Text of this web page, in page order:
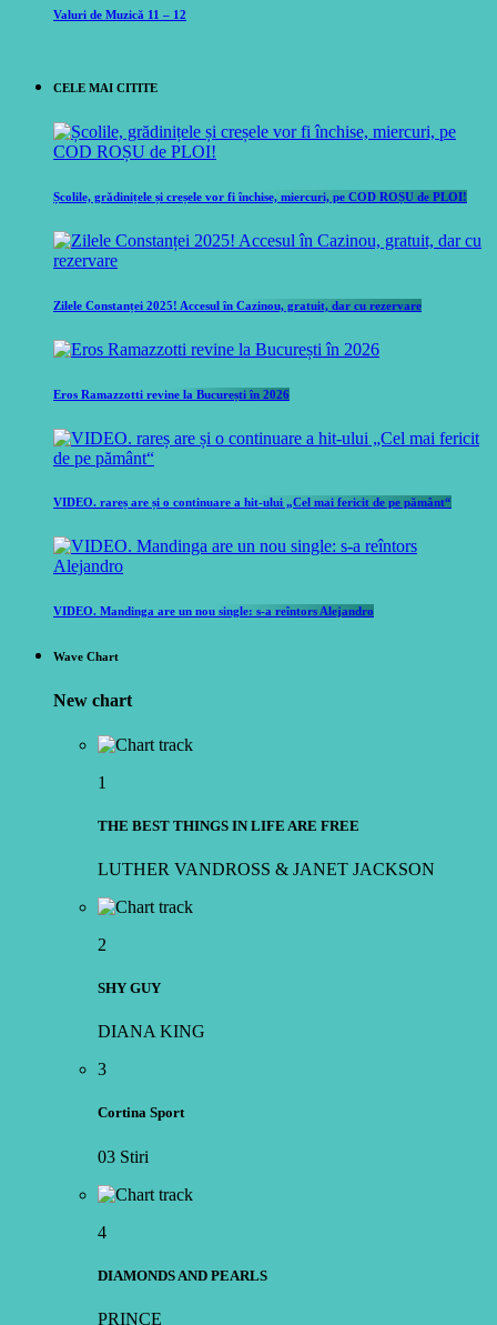
Valuri de Muzică 11 – 12
CELE MAI CITITE
Școlile, grădinițele și creșele vor fi închise, miercuri, pe COD ROȘU de PLOI!
Zilele Constanței 2025! Accesul în Cazinou, gratuit, dar cu rezervare
Eros Ramazzotti revine la București în 2026
VIDEO. rareș are și o continuare a hit-ului „Cel mai fericit de pe pământ“
VIDEO. Mandinga are un nou single: s-a reîntors Alejandro
Wave Chart
New chart
1
THE BEST THINGS IN LIFE ARE FREE
LUTHER VANDROSS & JANET JACKSON
2
SHY GUY
DIANA KING
3
Cortina Sport
03 Stiri
4
DIAMONDS AND PEARLS
PRINCE